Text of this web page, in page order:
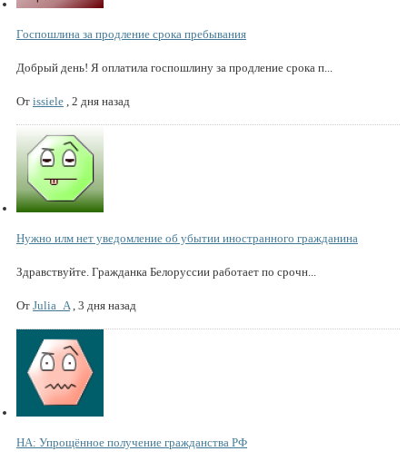
Госпошлина за продление срока пребывания
Добрый день! Я оплатила госпошлину за продление срока п...
От issiele , 2 дня назад
Нужно илм нет уведомление об убытии иностранного гражданина
Здравствуйте. Гражданка Белоруссии работает по срочн...
От Julia_A, 3 дня назад
НА: Упрощённое получение гражданства РФ